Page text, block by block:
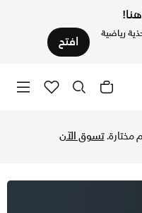
رياضية افتح
تسوق الآن